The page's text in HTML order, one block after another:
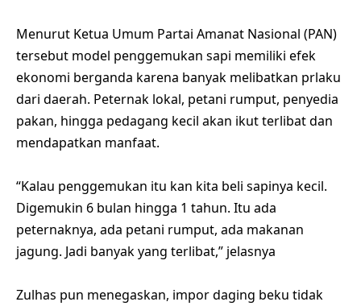
Menurut Ketua Umum Partai Amanat Nasional (PAN)
tersebut model penggemukan sapi memiliki efek
ekonomi berganda karena banyak melibatkan prlaku
dari daerah. Peternak lokal, petani rumput, penyedia
pakan, hingga pedagang kecil akan ikut terlibat dan
mendapatkan manfaat.
“Kalau penggemukan itu kan kita beli sapinya kecil.
Digemukin 6 bulan hingga 1 tahun. Itu ada
peternaknya, ada petani rumput, ada makanan
jagung. Jadi banyak yang terlibat,” jelasnya
Zulhas pun menegaskan, impor daging beku tidak